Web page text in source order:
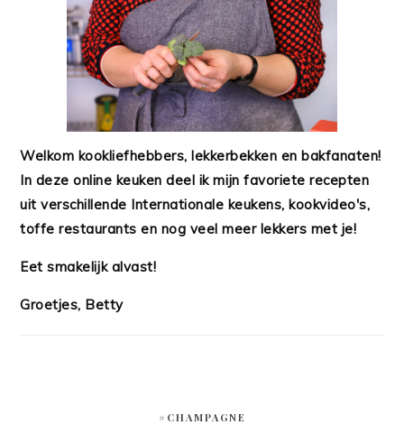
Welkom kookliefhebbers, lekkerbekken en bakfanaten!
In deze online keuken deel ik mijn favoriete recepten
uit verschillende Internationale keukens, kookvideo's,
toffe restaurants en nog veel meer lekkers met je!
Eet smakelijk alvast!
Groetjes, Betty
#CHAMPAGNE